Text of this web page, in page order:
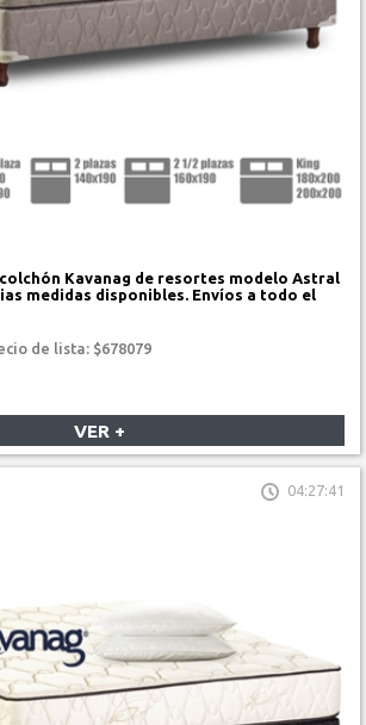
Kavanag de resortes modelo Astral
medidas disponibles. Envíos a todo el
de lista: $678079
VER +
04:27:41